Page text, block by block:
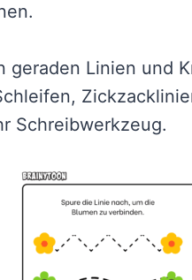
geraden Linien und
Schreibwerkzeug.